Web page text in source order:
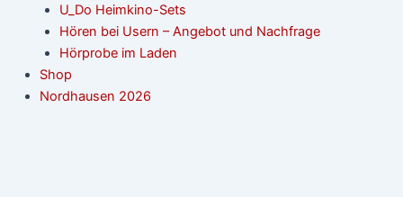
U_Do Heimkino-Sets
Hören bei Usern – Angebot und Nachfrage
Hörprobe im Laden
Shop
Nordhausen 2026